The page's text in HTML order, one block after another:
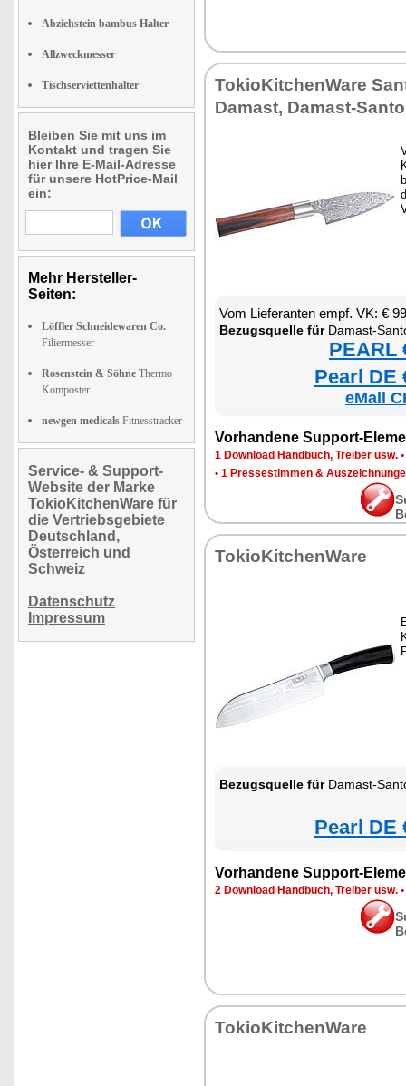
Abziehstein bambus Halter
Allzweckmesser
Tischserviettenhalter
Bleiben Sie mit uns im
Kontakt und tragen Sie
hier Ihre E-Mail-Adresse
für unsere HotPrice-Mail
ein:
Mehr Hersteller-
Seiten:
Löffler Schneidewaren Co.
Filiermesser
Rosenstein & Söhne Thermo
Komposter
newgen medicals Fitnesstracker
Service- & Support-
Website der Marke
TokioKitchenWare für
die Vertriebsgebiete
Deutschland,
Österreich und
Schweiz
Datenschutz
Impressum
TokioKitchenWare
Damast, Damast-
Vom Lieferanten empf. VK: €
Bezugsquelle fürDamast-
PEARL
Pearl DE
eMall
Vorhandene Support-
1 Download Handbuch, Treiber usw. •
• 1 Pressestimmen &
TokioKitchenWare
Bezugsquelle fürDamast-
Pearl DE
Vorhandene Support-
2 Download Handbuch, Treiber usw. •
TokioKitchenWare